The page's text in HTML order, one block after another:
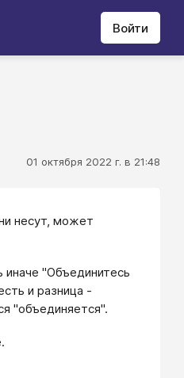
Войти
01 октября 2022 г. в 21:48
несут, может
иначе "Объединитесь
и разница -
"объединяется".